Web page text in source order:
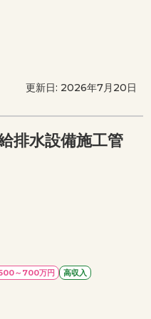
更新日: 2026年7月20日
排水設備施工管
～700万円
高収入